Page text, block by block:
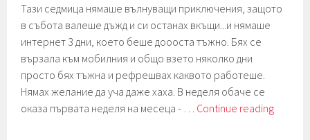
Тази седмица нямаше вълнуващи приключения, защото
в събота валеше дъжд и си останах вкъщи...и нямаше
интернет 3 дни, което беше доооста тъжно. Бях се
вързала към мобилния и общо взето няколко дни
просто бях тъжна и рефрешвах каквото работеше.
Нямах желание да уча даже хаха. В неделя обаче се
оказа първата неделя на месеца - … Continue reading